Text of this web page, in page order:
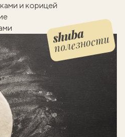
и корицей
полезности